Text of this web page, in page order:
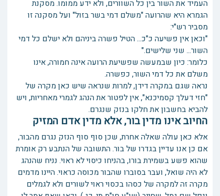
העמיד את השור בין כל השוורים, ולא ידע ממומו. מסקנת
הגמרא היא שהרועה "משלם דמי בשר בזול" ועל מסקנה זו
מסביר רש"י:
"וכאן אין פשיעה כ"כ... הטיל פשרה ביניהם ולא ישלם כל דמי
השור... שני שלישים."
כלומר: כיון שבמעשה שפשיעת הרועה אינה חמורה, אינו
משלם את כל דמי השור, כפשרה.
נראה שגם במקרה דידן, למרות שנראה שיש כאן מקרה של
"חזי דעלך קסמיכנא", אין לפטור את הנהג לגמרי מאחריות, ויש
להביא בחשבון את חלקו בנזק שנגרם.
החיוב אינו מדין בור, אלא מדין אדם המזיק
אלא כאן עולה שאלה אחרת, שכן סוף סוף הנזק נגרם מהבור,
אם כן אנו עדיין בגדרו של בור. התשובה של הנתבע רק אומרת
שהוא פשע בשמירת בורו, בהניחו כיסוי לא ראוי. נניח שהנהג
לא היה שואל, ועבר בסוברו שהבור מכוסה כראוי. היינו מדמים
מקרה זה למקרה של כסהו בכסוי ראוי לשורים ולא לגמלים